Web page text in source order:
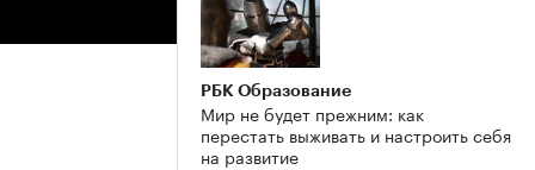
РБК Образование
Мир не будет прежним: как
перестать выживать и настроить себя
на развитие